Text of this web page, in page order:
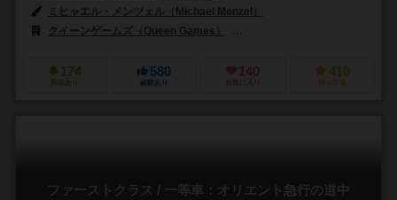
ミヒャエル・メンツェル（Michael Menzel）
クイーンゲームズ（Queen Games）
174
興味あり
580
経験あり
140
お気に入り
410
持ってる
ファーストクラス / 一等車：オリエント急行の道中